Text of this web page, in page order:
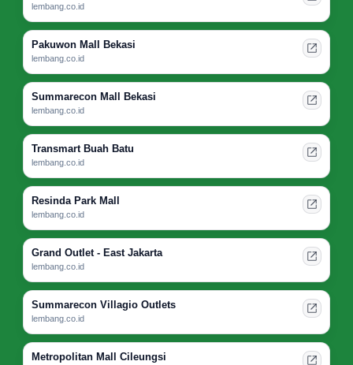
lembang.co.id
Pakuwon Mall Bekasi
lembang.co.id
Summarecon Mall Bekasi
lembang.co.id
Transmart Buah Batu
lembang.co.id
Resinda Park Mall
lembang.co.id
Grand Outlet - East Jakarta
lembang.co.id
Summarecon Villagio Outlets
lembang.co.id
Metropolitan Mall Cileungsi